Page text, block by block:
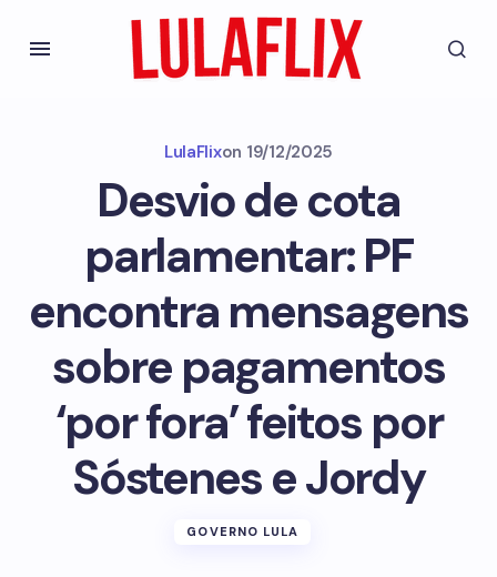
LulaFlixon 19/12/2025
Desvio de cota
parlamentar: PF
encontra mensagens
sobre pagamentos
‘por fora’ feitos por
Sóstenes e Jordy
GOVERNO LULA